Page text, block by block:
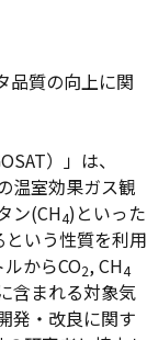
品質の向上に関
）」は、
温室効果ガス観
ン(CH4)といった
いう性質を利用
からCO2, CH4
含まれる対象気
発・改良に関す